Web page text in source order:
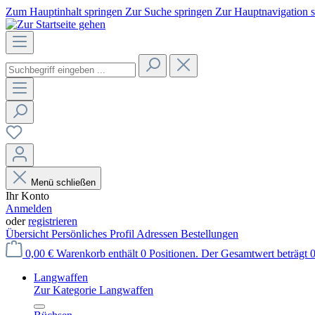
Zum Hauptinhalt springen Zur Suche springen Zur Hauptnavigation
Menü schließen
Ihr Konto
Anmelden
oderregistrieren
Übersicht Persönliches Profil Adressen Bestellungen
0,00 € Warenkorb enthält 0 Positionen. Der Gesamtwert beträgt
Langwaffen
Zur Kategorie Langwaffen